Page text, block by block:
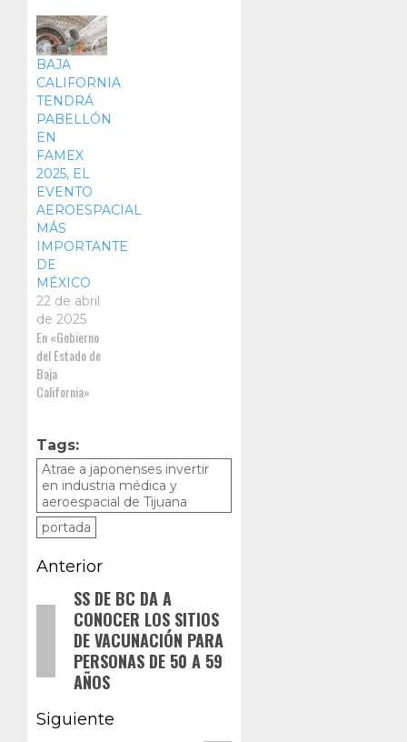
BAJA
CALIFORNIA
TENDRÁ
PABELLÓN
EN
FAMEX
2025, EL
EVENTO
AEROESPACIAL
MÁS
IMPORTANTE
DE
MÉXICO
22 de abril
de 2025
En «Gobierno
del Estado de
Baja
California»
Tags:
Atrae a japonenses invertir
en industria médica y
aeroespacial de Tijuana
portada
Navegación
de
entradas
Anterior
Entrada
anterior:
SS DE BC DA A
CONOCER LOS SITIOS
DE VACUNACIÓN PARA
PERSONAS DE 50 A 59
AÑOS
Siguiente